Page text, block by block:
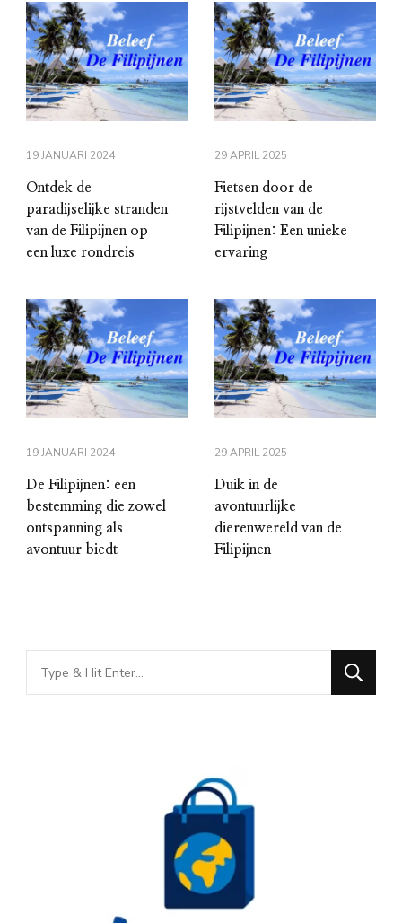
19 JANUARI 2024
Ontdek de
paradijselijke stranden
van de Filipijnen op
een luxe rondreis
29 APRIL 2025
Fietsen door de
rijstvelden van de
Filipijnen: Een unieke
ervaring
19 JANUARI 2024
De Filipijnen: een
bestemming die zowel
ontspanning als
avontuur biedt
29 APRIL 2025
Duik in de
avontuurlijke
dierenwereld van de
Filipijnen
Looking
for